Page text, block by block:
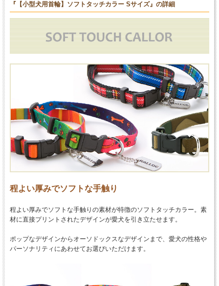
『【小型犬用首輪】ソフトタッチカラー Sサイズ』の詳細
程よい厚みでソフトな手触り
程よい厚みでソフトな手触りの素材が特徴のソフトタッチカラー。素
材に直接プリントされたデザインが愛犬を引き立たせます。
ポップなデザインからオーソドックスなデザインまで、愛犬の性格や
パーソナリティにあわせてお選びいただけます。